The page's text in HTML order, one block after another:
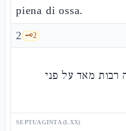
piena di ossa.
2 🗝️2
רבות מאד על פני
SEPTUAGINTA (LXX)